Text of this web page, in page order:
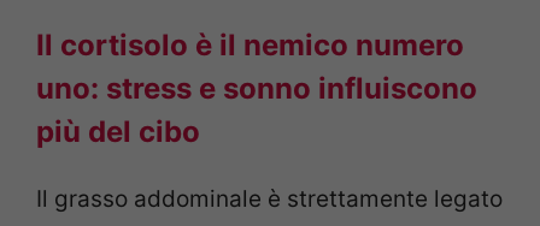
Il cortisolo è il nemico numero
uno: stress e sonno influiscono
più del cibo
Il grasso addominale è strettamente legato